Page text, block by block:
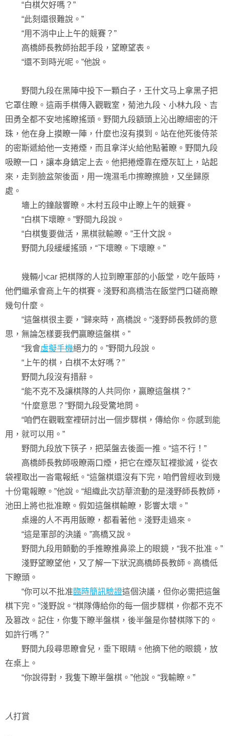
“白棋欠好嗎？”
“此刻還很難說。”
“用不消中止上午的競賽？”
高橋師長教師抬起手段，望瞭望表。
“還不到時光呢。”他說。
野間九段在黑陣中投下一顆白子，王什文马上拿黑子把
它罩住瞭。這兩手棋傳入觀戰室，菊池九段、小林九段、吉
田勇全都不安地搖瞭搖頭。野間九段額頭上沁出瞭細密的汗
珠，他在身上摸瞭一陣，什麼也沒有摸到。站在他死後侍茶
的密斯遞給他一支捲煙，而且拿洋火給他點著瞭。野間九段
吸瞭一口，讓本身鎮定上去。他把捲煙靠在煙灰缸上，站起
來，走到臉盆架後面，用一塊濕毛巾擦瞭擦臉，又坐歸原
處。
墻上的鐘敲響瞭。木村五段中止瞭上午的競賽。
“白棋下壞瞭。”野間九段說。
“白棋隻要做活，黑棋就輸瞭。”王什文說。
野間九段緩緩搖頭，“下壞瞭。下壞瞭。”
幾輛小car 把棋隊的人拉到瞭軍部的小飯堂，吃午飯時，
他們繼承會商上午的棋賽。淺野和高橋浩在飯堂門口磋商瞭
幾句什麼。
“這盤棋很主要，”歸來時，高橋說。“淺野師長教師的意
思，無論怎樣要我們贏瞭這盤棋。”
“我會虛擬手機絕力的。”野間九段說。
“上午的棋，白棋不太好嗎？”
野間九段沒有措辭。
“能不克不及讓棋隊的人共同你，贏瞭這盤棋？”
“什麼意思？”野間九段受驚地問。
“咱們在觀戰室裡研討出一個步驟棋，傳給你。你感到能
用，就可以用。”
野間九段放下筷子，把菜盤去後面一推。“這不行！”
高橋師長教師吸瞭兩口煙，把它在煙灰缸裡撳滅，從衣
袋裡取出一沓電報紙。“這盤棋還沒有下完，咱們曾經收到幾
十份電報瞭。”他說。“組織此次訪華流動的是淺野師長教師，
池田上將也批准瞭。假如這盤棋輸瞭，影響太壞。”
桌邊的人不再用飯瞭，都看著他。淺野走過來。
“這是軍部的決議。”高橋又說。
野間九段用顫動的手推瞭推鼻梁上的眼鏡，“我不批准。”
淺野望瞭望他，又了解一下狀況高橋師長教師。高橋低
下瞭頭。
“你可以不批准臨時簡訊驗證這個決議，但你必需把這盤
棋下完。”淺野說。“棋隊傳給你的每一個步驟棋，你都不克不
及篡改。記住，你隻下瞭半盤棋，後半盤是你替棋隊下的。
如許行嗎？”
野間九段尋思瞭會兒，垂下眼睛。他摘下他的眼鏡，放
在桌上。
“你說得對，我隻下瞭半盤棋。”他說。“我輸瞭。”
人打賞